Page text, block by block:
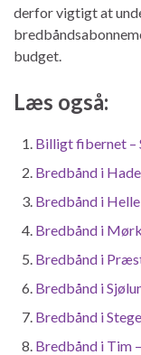
derfor vigtigt at
budget.
Læs også:
Billigt fibernet –
Bredbånd i
Bredbånd i
Bredbånd i
Bredbånd i
Bredbånd i
Bredbånd i
Bredbånd i Tim